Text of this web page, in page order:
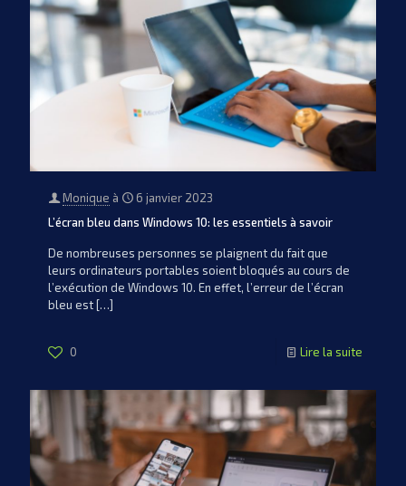
Monique à
6 janvier 2023
L’écran bleu dans Windows 10: les essentiels à savoir
De nombreuses personnes se plaignent du fait que
leurs ordinateurs portables soient bloqués au cours de
l’exécution de Windows 10. En effet, l’erreur de l’écran
bleu est […]
0 Lire la suite